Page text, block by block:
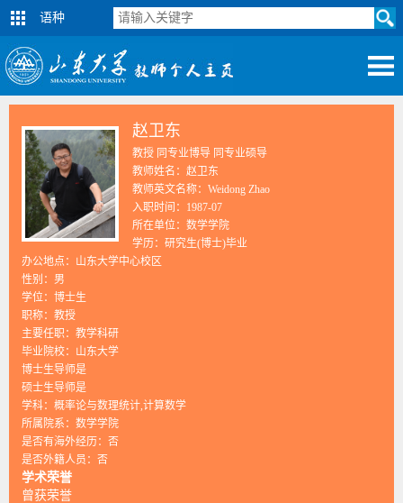
语种
赵卫东
教授 同专业博导 同专业硕导
教师姓名：赵卫东
教师英文名称：Weidong Zhao
入职时间：1987-07
所在单位：数学学院
学历：研究生(博士)毕业
办公地点：山东大学中心校区
性别：男
学位：博士生
职称：教授
主要任职：教学科研
毕业院校：山东大学
博士生导师是
硕士生导师是
学科：概率论与数理统计,计算数学
所属院系：数学学院
是否有海外经历：否
是否外籍人员：否
学术荣誉
曾获荣誉